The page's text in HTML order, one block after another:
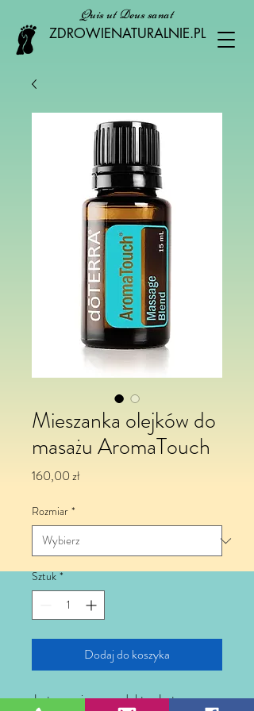
ZDROWIENATURALNIE.PL
Quis ut Deus sanat
Mieszanka olejków do
masażu AromaTouch
160,00 złCena
Rozmiar *
Sztuk *
Dodaj do koszyka
Jestem opisem produktu. Jestem